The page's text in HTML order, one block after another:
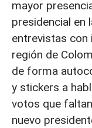
mayor
presidencial en
entrevistas con
región de
de forma
y stickers a
votos que
nuevo